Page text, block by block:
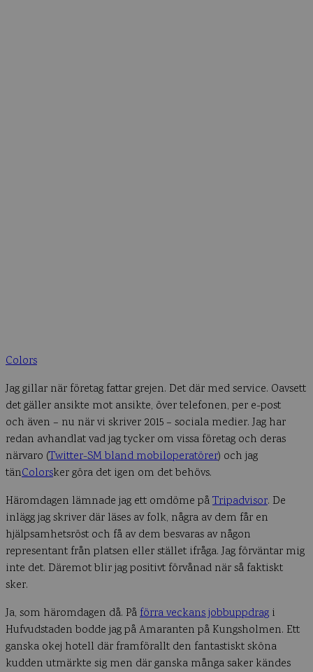
Colors
Jag gillar när företag fattar grejen. Det där med service. Oavsett
det gäller ansikte mot ansikte, över telefonen, per e-post
och även – nu när vi skriver 2015 – sociala medier. Jag har
redan avhandlat vad jag tycker om vissa företag och deras
närvaro (Twitter-SM bland mobiloperatörer) och jag
tänColorsker göra det igen om det behövs.
Häromdagen lämnade jag ett omdöme påTripadvisor. De
inlägg jag skriver där läses av folk, några av dem får en
hjälpsamhetsröst och få av dem besvaras av någon
representant från platsen eller stället ifråga. Jag förväntar mig
inte det. Däremot blir jag positivt förvånad när så faktiskt
sker.
Ja, som häromdagen då. Påförra veckans jobbuppdrag i
Hufvudstaden bodde jag på Amaranten på Kungsholmen. Ett
ganska okej hotell där framförallt den fantastiskt sköna
kudden utmärkte sig men där ganska många saker kändes